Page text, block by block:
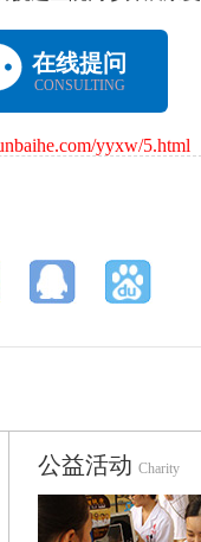
在线提问
CONSULTING
yyxw/5.html
公益活动 Charity